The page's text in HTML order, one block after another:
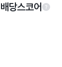
배당스코어
The chart has 1